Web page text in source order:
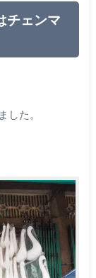
チェンマ
した。